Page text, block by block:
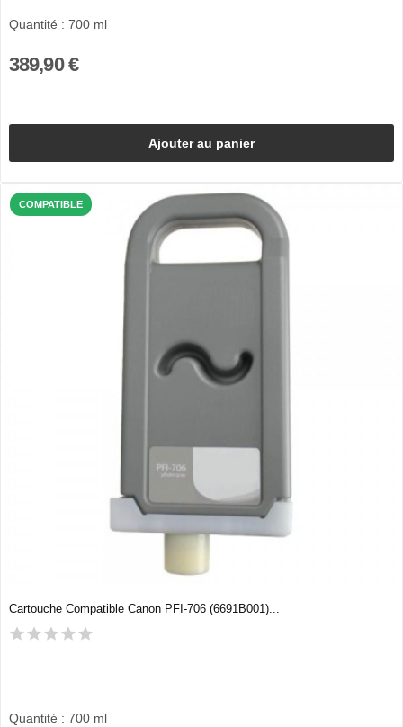
Quantité : 700 ml
389,90 €
Ajouter au panier
COMPATIBLE
Cartouche Compatible Canon PFI-706 (6691B001)...
Quantité : 700 ml